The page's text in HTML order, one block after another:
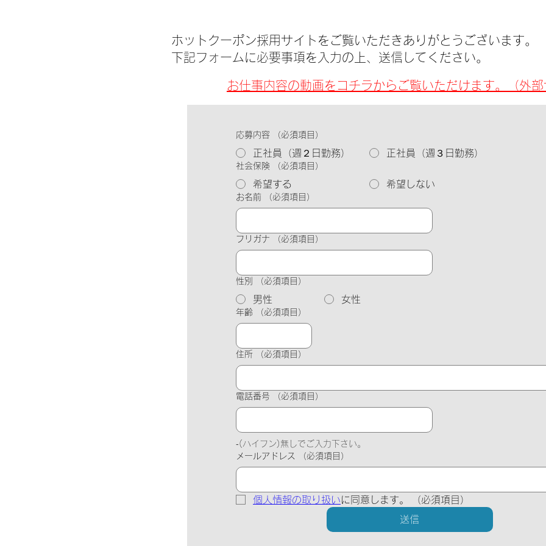
ホットクーポン採用サイトをご覧いただきありがとうございます。
下記フォームに必要事項を入力の上、送信してください。
お仕事内容の動画をコチラからご覧いただけます。（外
応募内容 （必須項目）
正社員（週２日勤務） 正社員（週３日勤務）
社会保険 （必須項目）
希望する 希望しない
お名前 （必須項目）
フリガナ （必須項目）
性別 （必須項目）
男性 女性
年齢 （必須項目）
住所 （必須項目）
電話番号 （必須項目）
‐(ハイフン)無しでご入力下さい。
メールアドレス
（必須項目）
個人情報の取り扱いに同意します。
（必須項目）
送信